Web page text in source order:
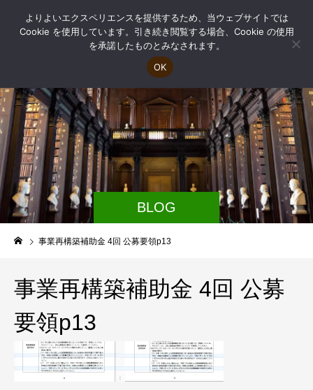
BLOG
事業再構築補助金 4回 公募要領p13
事業再構築補助金 4回 公募
要領p13
よりよいエクスペリエンスを提供するため、当ウェブサイトでは
Cookie を使用しています。引き続き閲覧する場合、Cookie の使用
を承諾したものとみなされます。
OK